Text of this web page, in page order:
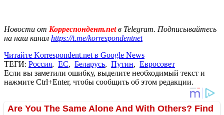
Новости от Корреспондент.netв Telegram. Подписывайтесь
на наш канал https://t.me/korrespondentnet
Читайте Korrespondent.net в Google News
ТЕГИ: Россия, ЕС, Беларусь, Путин, Евросовет
Если вы заметили ошибку, выделите необходимый текст и
нажмите Ctrl+Enter, чтобы сообщить об этом редакции.